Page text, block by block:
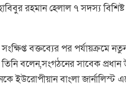
রহমান হেলাল ৭ সদস্য
বক্তব্যের পর পর্যায়ক্রমে
বলেন,সংগঠনের সাবেক প্রধান
ইউরোপীয়ান বাংলা